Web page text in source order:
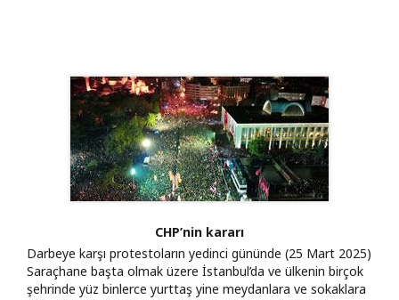
CHP’nin kararı
Darbeye karşı protestoların yedinci gününde (25 Mart 2025)
Saraçhane başta olmak üzere İstanbul’da ve ülkenin birçok
şehrinde yüz binlerce yurttaş yine meydanlara ve sokaklara